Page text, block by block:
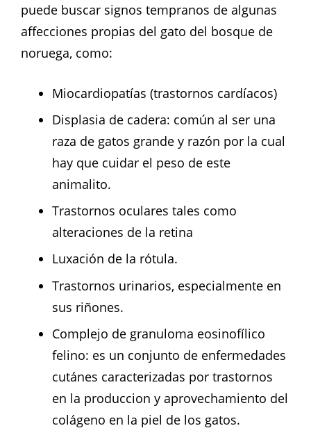
puede buscar signos tempranos de algunas
affecciones propias del gato del bosque de
noruega, como:
Miocardiopatías (trastornos cardíacos)
Displasia de cadera: común al ser una
raza de gatos grande y razón por la cual
hay que cuidar el peso de este
animalito.
Trastornos oculares tales como
alteraciones de la retina
Luxación de la rótula.
Trastornos urinarios, especialmente en
sus riñones.
Complejo de granuloma eosinofílico
felino: es un conjunto de enfermedades
cutánes caracterizadas por trastornos
en la produccion y aprovechamiento del
colágeno en la piel de los gatos.